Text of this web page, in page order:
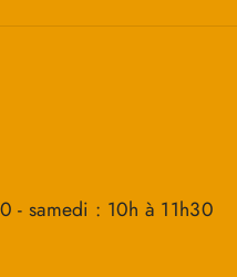
- samedi : 10h à 11h30